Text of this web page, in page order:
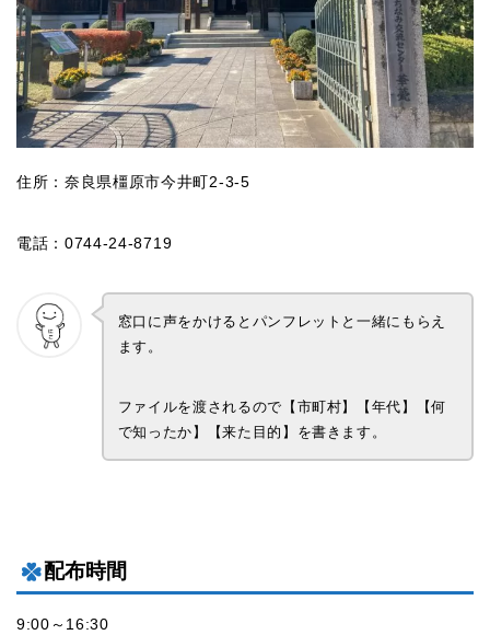
住所：奈良県橿原市今井町2-3-5
電話：0744-24-8719
窓口に声をかけるとパンフレットと一緒にもらえ
ます。
ファイルを渡されるので【市町村】【年代】【何
で知ったか】【来た目的】を書きます。
配布時間
9:00～16:30